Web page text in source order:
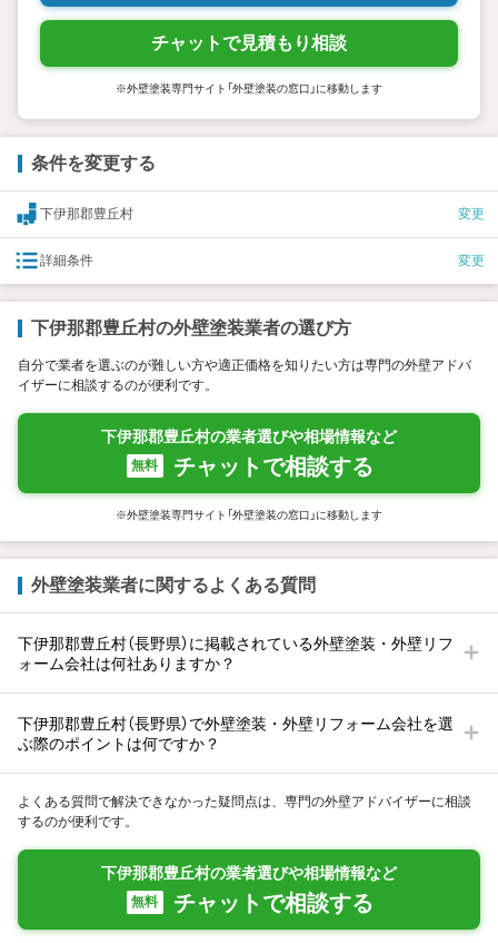
チャットで見積もり相談
※外壁塗装専門サイト「外壁塗装の窓口」に移動します
条件を変更する
下伊那郡豊丘村 変更
詳細条件 変更
下伊那郡豊丘村の外壁塗装業者の選び方
自分で業者を選ぶのが難しい方や適正価格を知りたい方は専門の外壁アドバ
イザーに相談するのが便利です。
下伊那郡豊丘村の業者選びや相場情報など
無料 チャットで相談する
※外壁塗装専門サイト「外壁塗装の窓口」に移動します
外壁塗装業者に関するよくある質問
下伊那郡豊丘村（長野県）に掲載されている外壁塗装・外壁リフ
ォーム会社は何社ありますか？
下伊那郡豊丘村（長野県）で外壁塗装・外壁リフォーム会社を選
ぶ際のポイントは何ですか？
よくある質問で解決できなかった疑問点は、専門の外壁アドバイザーに相談
するのが便利です。
下伊那郡豊丘村の業者選びや相場情報など
無料 チャットで相談する